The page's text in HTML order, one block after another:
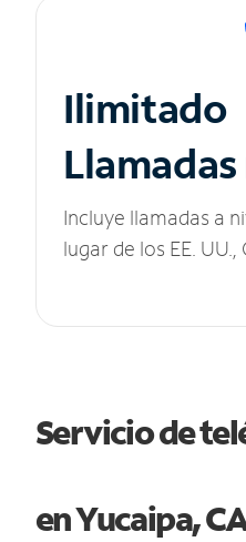
Ilimitado
Incluye llamadas a
lugar de los EE.
Servicio de
en Yucaipa,